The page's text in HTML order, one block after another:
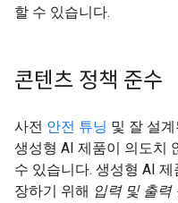
할 수 있습니다.
콘텐츠 정책 준수
사전 안전 튜닝 및 잘 설계
생성형 AI 제품이 의도치
수 있습니다. 생성형 AI
장하기 위해 입력 및 출력